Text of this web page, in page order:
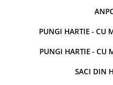
PUNGI HARTIE - CU
PUNGI HARTIE - CU
SACI DIN